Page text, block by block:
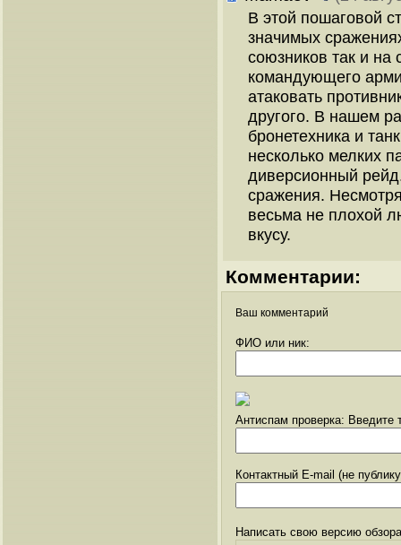
В этой пошаговой
значимых
союзников так и на
командующего
атаковать
другого. В нашем
бронетехника и
несколько мелких
диверсионный
сражения.
весьма не плохой
вкусу.
Комментарии:
Ваш комментарий
ФИО или ник:
Антиспам проверка: Введите
Контактный E-mail (не
Написать свою версию